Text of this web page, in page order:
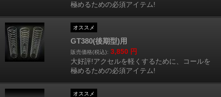
極めるための必須アイテム!
オススメ
GT380(後期型)用
販売価格(税込): 3,850 円
大好評!アクセルを軽くするために、コールを
極めるための必須アイテム!
オススメ